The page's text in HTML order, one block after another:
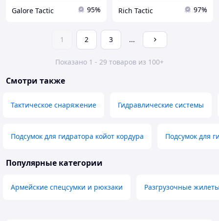
Galore Tactic 95% Rich Tactic 97%
1 2 3 ...
Показано 1 - 29 товаров из 100+
Смотри также
Тактическое снаряжение Гидравлические системы
Подсумок для гидратора койот кордура Подсумок для
Популярные категории
Армейские спецсумки и рюкзаки Разгрузочные